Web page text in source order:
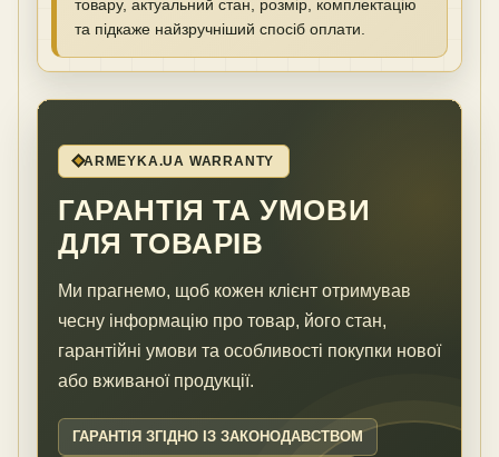
товару, актуальний стан, розмір, комплектацію
та підкаже найзручніший спосіб оплати.
ARMEYKA.UA WARRANTY
ГАРАНТІЯ ТА УМОВИ
ДЛЯ ТОВАРІВ
Ми прагнемо, щоб кожен клієнт отримував
чесну інформацію про товар, його стан,
гарантійні умови та особливості покупки нової
або вживаної продукції.
ГАРАНТІЯ ЗГІДНО ІЗ ЗАКОНОДАВСТВОМ